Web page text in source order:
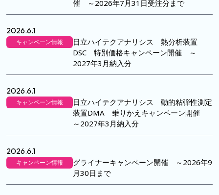
催 ～2026年7月31日受注分まで
2026.6.1
キャンペーン情報
日立ハイテクアナリシス 熱分析装置
DSC 特別価格キャンペーン開催 ～
2027年3月納入分
2026.6.1
キャンペーン情報
日立ハイテクアナリシス 動的粘弾性測定
装置DMA 乗りかえキャンペーン開催
～2027年3月納入分
2026.6.1
キャンペーン情報
グライナーキャンペーン開催 ～2026年9
月30日まで